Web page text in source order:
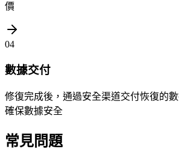
價
04
數據交付
修復完成後，通過安全渠道交付恢復的
確保數據安全
常見問題